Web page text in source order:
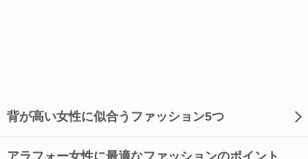
背が高い女性に似合うファッション5つ
アラフォー女性に最適なファッションのポイント